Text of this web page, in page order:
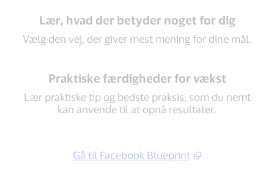
Lær, hvad der betyder noget for dig
Vælg den vej, der giver mest mening for dine mål.
Praktiske færdigheder for vækst
Lær praktiske tip og bedste praksis, som du nemt
kan anvende til at opnå resultater.
Gå til Facebook Blueprint